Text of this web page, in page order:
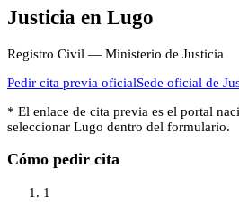
Justicia en Lugo
Registro Civil — Ministerio de Justicia
Pedir cita previa oficialSede oficial de
* El enlace de cita previa es el portal
seleccionar Lugo dentro del formulario.
Cómo pedir cita
1